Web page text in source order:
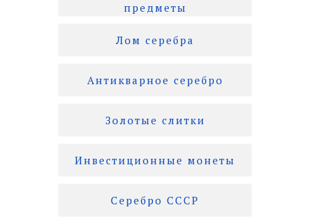
предметы
Серебро СССР
Лом серебра
Антикварное серебро
Золотые слитки
Инвестиционные монеты